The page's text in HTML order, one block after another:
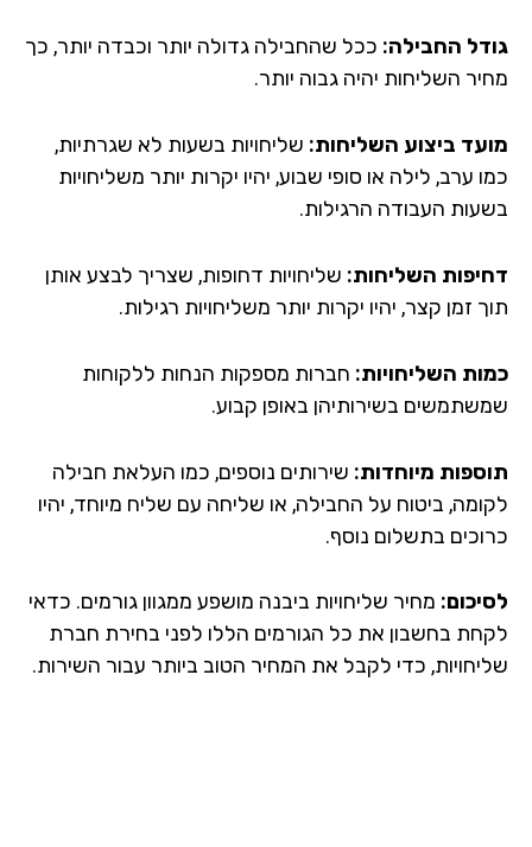
החבילה:ככל שהחבילה גדולה יותר וכבדה יותר, כך
השליחות יהיה גבוה יותר.
ביצוע השליחות:שליחויות בשעות לא שגרתיות,
ערב, לילה או סופי שבוע, יהיו יקרות יותר משליחויות
העבודה הרגילות.
השליחות:שליחויות דחופות, שצריך לבצע אותן
זמן קצר, יהיו יקרות יותר משליחויות רגילות.
השליחויות:חברות מספקות הנחות ללקוחות
בשירותיהן באופן קבוע.
מיוחדות:שירותים נוספים, כמו העלאת חבילה
ביטוח על החבילה, או שליחה עם שליח מיוחד, יהיו
בתשלום נוסף.
מחיר שליחויות ביבנה מושפע ממגוון גורמים. כדאי
בחשבון את כל הגורמים הללו לפני בחירת חברת
כדי לקבל את המחיר הטוב ביותר עבור השירות.